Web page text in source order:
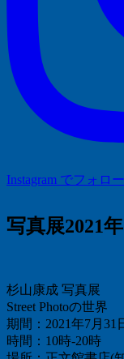
Instagram でフォロー
写真展2021
杉山康成 写真展
Street Photoの世界
期間：2021年7月31
時間：10時-20時